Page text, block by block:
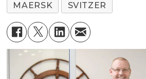
MAERSK
SVITZER